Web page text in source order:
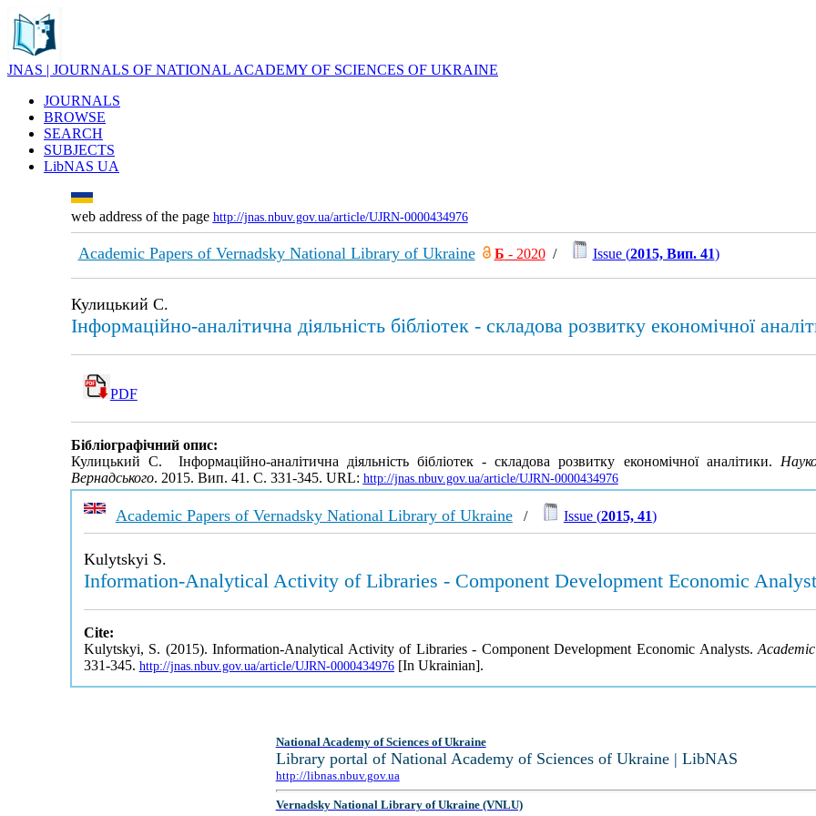
JNAS | JOURNALS OF NATIONAL ACADEMY OF SCIENCES OF UKRAINE
JOURNALS
BROWSE
SEARCH
SUBJECTS
LibNAS UA
web address of the page http://jnas.nbuv.gov.ua/article/UJRN-0000434976
Academic Papers of Vernadsky National Library of Ukraine Б - 2020/ Issue (2015, Вип. 41)
Кулицький С.
Інформаційно-аналітична діяльність бібліотек - складова розвитку економічної
PDF
Бібліографічний опис:
Кулицький С. Інформаційно-аналітична діяльність бібліотек - складова розвитку економічної аналітики.
Вернадського. 2015. Вип. 41. С. 331-345. URL: http://jnas.nbuv.gov.ua/article/UJRN-0000434976
Academic Papers of Vernadsky National Library of Ukraine/ Issue (2015, 41)
Kulytskyi S.
Information-Analytical Activity of Libraries - Component Development Economic
Cite:
Kulytskyi, S. (2015). Information-Analytical Activity of Libraries - Component Development Economic Analysts.
331-345. http://jnas.nbuv.gov.ua/article/UJRN-0000434976[In Ukrainian].
National Academy of Sciences of Ukraine
Library portal of National Academy of Sciences of Ukraine | LibNAS
http://libnas.nbuv.gov.ua
Vernadsky National Library of Ukraine (VNLU)